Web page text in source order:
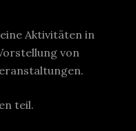
Aktivitäten in
von
teil.